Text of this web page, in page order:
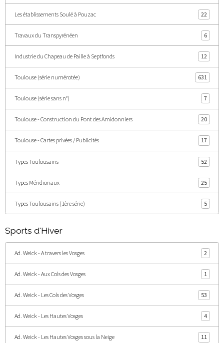
Les établissements Soulé à Pouzac 22
Travaux du Transpyrénéen 6
Industrie du Chapeau de Paille à Septfonds 12
Toulouse (série numérotée) 631
Toulouse (série sans n°) 7
Toulouse - Construction du Pont des Amidonniers 20
Toulouse - Cartes privées / Publicités 17
Types Toulousains 52
Types Méridionaux 25
Types Toulousains (1ère série) 5
Sports d'Hiver
Ad. Weick - A travers les Vosges 2
Ad. Weick - Aux Cols des Vosges 1
Ad. Weick - Les Cols des Vosges 53
Ad. Weick - Les Hautes Vosges 4
Ad. Weick - Les Hautes Vosges sous la Neige 11